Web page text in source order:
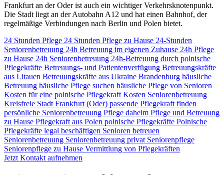
Frankfurt an der Oder ist auch ein wichtiger Verkehrsknotenpunkt.
Die Stadt liegt an der Autobahn A12 und hat einen Bahnhof, der
regelmäßige Verbindungen nach Berlin und Polen bietet.
24 Stunden Pflege 24 Stunden Pflege zu Hause 24-Stunden
Seniorenbetreuung 24h Betreuung im eigenen Zuhause 24h Pflege
zu Hause 24h Seniorenbetreuung 24h-Betreuung durch polnische
Pflegekräfte Betreuungs- und Patientenverfügung Betreuungskräfte
aus Litauen Betreuungskräfte aus Ukraine Brandenburg häusliche
Betreuung häusliche Pflege suchen häusliche Pflege von Senioren
Kosten für eine polnische Pflegekraft Kosten Seniorenbetreuung
Kreisfreie Stadt Frankfurt (Oder) passende Pflegekraft finden
persönliche Seniorenbetreuung Pflege daheim Pflege und Betreuung
zu Hause Pflegekraft aus Polen polnische Pflegekräfte Polnische
Pflegekräfte legal beschäftigen Senioren betreuen
Seniorenbetreuung Seniorenbetreuung privat Seniorenpflege
Seniorenpflege zu Hause Vermittlung von Pflegekräften
Jetzt Kontakt aufnehmen